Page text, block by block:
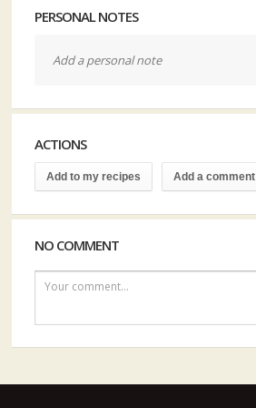
PERSONAL NOTES
Add a personal note
ACTIONS
Add to my recipes Add a comment
NO COMMENT
Your comment...